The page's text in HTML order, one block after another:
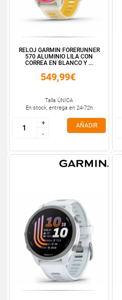
RELOJ GARMIN FORERUNNER
570 ALUMINIO LILA CON
CORREA EN BLANCO Y ...
549,99€
Talla ÚNICA
En stock, entrega en 24-72h
+
-
+
-
AÑADIR